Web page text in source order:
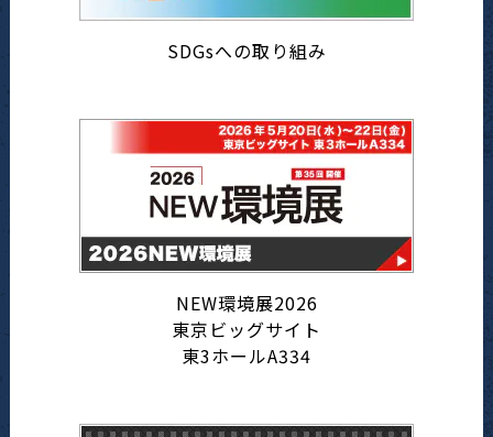
SDGsへの取り組み
NEW環境展2026
東京ビッグサイト
東3ホールA334